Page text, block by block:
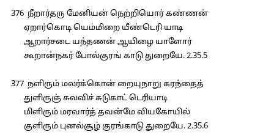
376 நீறார்தரு மேனியன் நெற்றியொர் கண்ணன்
ஏறார்கொடி யெம்மிறை யீண்டெரி யாடி
ஆறார்சடை யந்தணன் ஆயிழை யாளோர்
கூறான்நகர் போல்குரங் காடு துறையே. 2.35.5
377 நளிரும் மலர்க்கொன் றையுநாறு கரந்தைத்
துளிருஞ் சுலவிச் சுடுகாட் டெரியாடி
மிளிரும் மரவார்த் தவன்மே வியகோயில்
குளிரும் புனல்சூழ் குரங்காடு துறையே. 2.35.6